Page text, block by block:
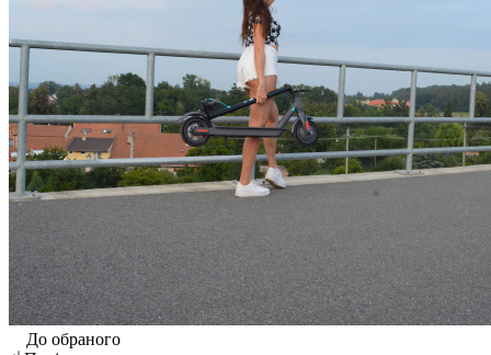
До обраного